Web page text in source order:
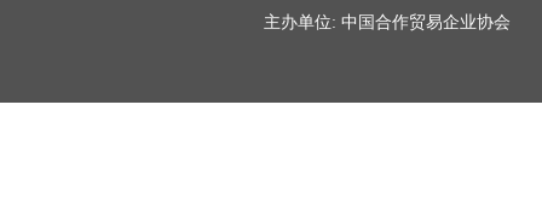
主办单位: 中国合作贸易企业协